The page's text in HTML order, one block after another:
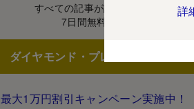
すべての記事が読み放題！
7日間無料体験
ダイヤモンド・プレミアムに登録
最大1万円割引キャンペーン実施中！
詳